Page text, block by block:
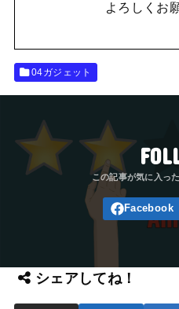
よろしくお
04ガジェット
シェアしてね！